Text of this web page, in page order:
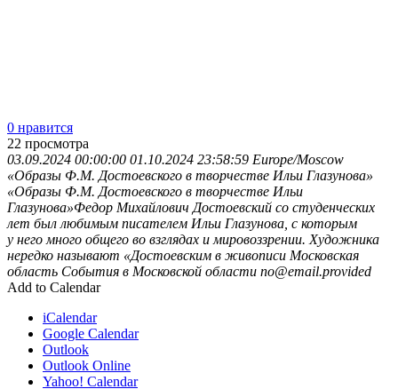
0 нравится
22 просмотра
03.09.2024 00:00:00 01.10.2024 23:58:59 Europe/Moscow
«Образы Ф.М. Достоевского в творчестве Ильи Глазунова»
«Образы Ф.М. Достоевского в творчестве Ильи
Глазунова»Федор Михайлович Достоевский со студенческих
лет был любимым писателем Ильи Глазунова, с которым
у него много общего во взглядах и мировоззрении. Художника
нередко называют «Достоевским в живописи Московская
область События в Московской области no@email.provided
Add to Calendar
iCalendar
Google Calendar
Outlook
Outlook Online
Yahoo! Calendar